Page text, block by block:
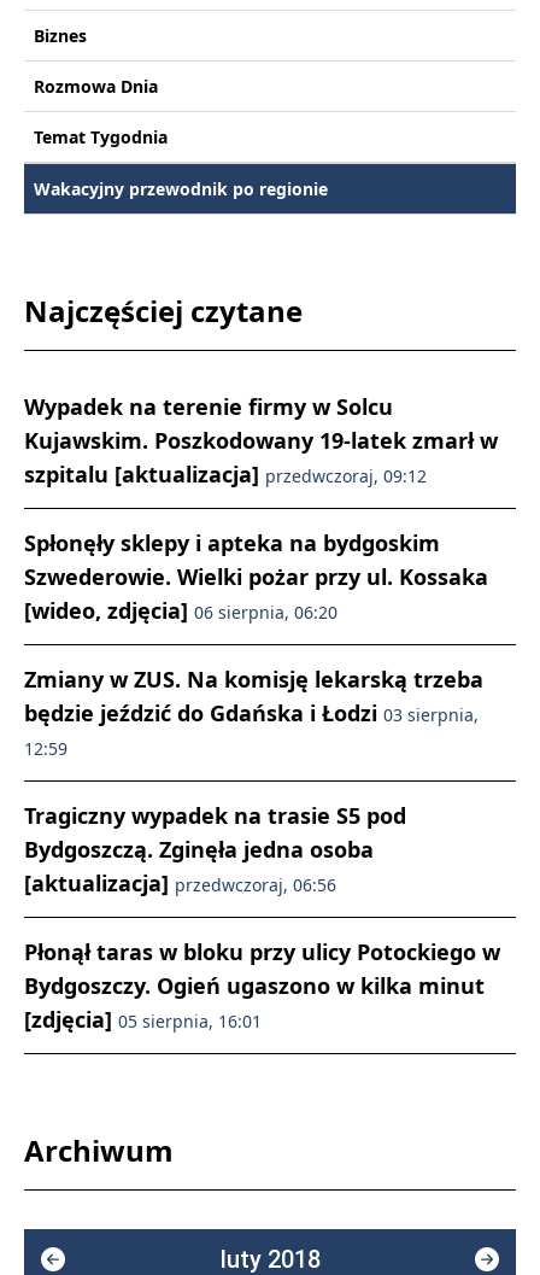
Biznes
Rozmowa Dnia
Temat Tygodnia
Wakacyjny przewodnik po regionie
Najczęściej czytane
Wypadek na terenie firmy w Solcu
Kujawskim. Poszkodowany 19-latek zmarł w
szpitalu [aktualizacja] przedwczoraj, 09:12
Spłonęły sklepy i apteka na bydgoskim
Szwederowie. Wielki pożar przy ul. Kossaka
[wideo, zdjęcia] 06 sierpnia, 06:20
Zmiany w ZUS. Na komisję lekarską trzeba
będzie jeździć do Gdańska i Łodzi 03 sierpnia,
12:59
Tragiczny wypadek na trasie S5 pod
Bydgoszczą. Zginęła jedna osoba
[aktualizacja] przedwczoraj, 06:56
Płonął taras w bloku przy ulicy Potockiego w
Bydgoszczy. Ogień ugaszono w kilka minut
[zdjęcia] 05 sierpnia, 16:01
Archiwum
luty 2018